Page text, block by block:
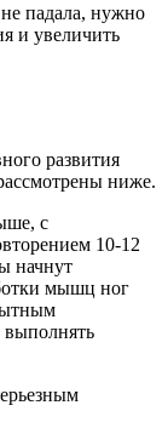
падала, нужно
и увеличить
развития
ниже.
с
10-12
начнут
мышц ног
выполнять